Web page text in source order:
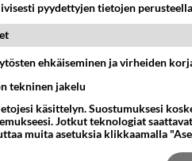
ja kaivattuasi
Ikävä
kun on oikea aika. Sitä ei voi
Ikävä
pyydettyjen tietojen perusteella
ehkäiseminen ja virheiden
tekninen jakelu
käsittelyn. Suostumuksesi
Jotkut teknologiat
muita asetuksia klikkaamalla